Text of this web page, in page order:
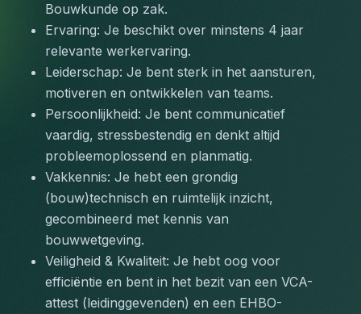
Bouwkunde op zak.
Ervaring: Je beschikt over minstens 4 jaar
relevante werkervaring.
Leiderschap: Je bent sterk in het aansturen,
motiveren en ontwikkelen van teams.
Persoonlijkheid: Je bent communicatief
vaardig, stressbestendig en denkt altijd
probleemoplossend en planmatig.
Vakkennis: Je hebt een grondig
(bouw)technisch en ruimtelijk inzicht,
gecombineerd met kennis van
bouwwetgeving.
Veiligheid & Kwaliteit: Je hebt oog voor
efficiëntie en bent in het bezit van een VCA-
attest (leidinggevenden) en een EHBO-